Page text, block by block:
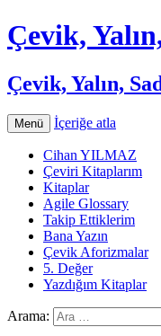
Çevik,
Çevik, Yalın,
Menü İçeriğe atla
Cihan YILMAZ
Çeviri Kitaplarım
Kitaplar
Agile Glossary
Takip Ettiklerim
Bana Yazın
Çevik Aforizmalar
5. Değer
Yazdığım Kitaplar
Arama: